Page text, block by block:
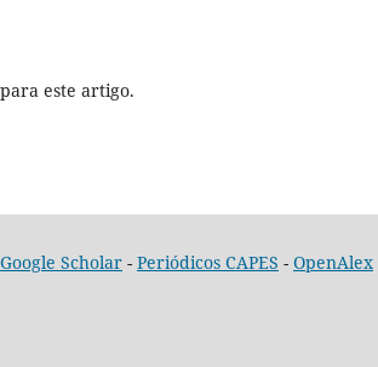
para este artigo.
Google Scholar - Periódicos CAPES - OpenAlex